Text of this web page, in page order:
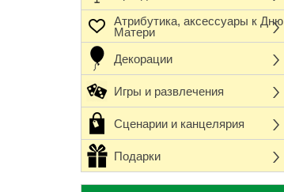
Атрибутика, аксессуары к Дню
Матери
Декорации
Игры и развлечения
Сценарии и канцелярия
Подарки